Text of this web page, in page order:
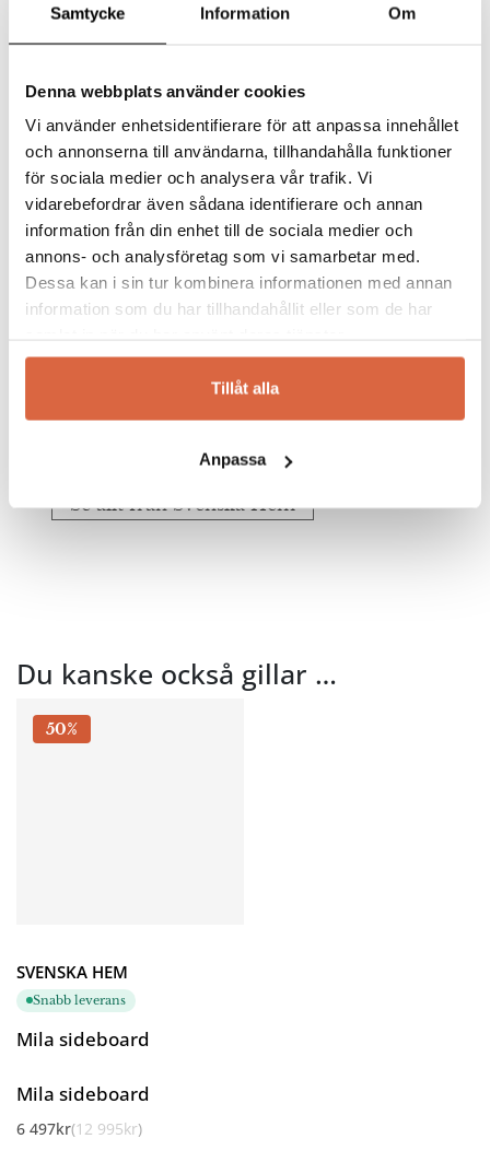
Samtycke Information Om
Denna webbplats använder cookies
Vi använder enhetsidentifierare för att anpassa innehållet
och annonserna till användarna, tillhandahålla funktioner
för sociala medier och analysera vår trafik. Vi
vidarebefordrar även sådana identifierare och annan
information från din enhet till de sociala medier och
annons- och analysföretag som vi samarbetar med.
Dessa kan i sin tur kombinera informationen med annan
information som du har tillhandahållit eller som de har
Tillåt alla
Anpassa
ett noga utvalt sortiment som passar både
hem och kontor. Oavsett om du söker en
praktiska förvaringslösningar, har Svenska
Kända för hållbara material och tidlös estetik,
erbjuder Svenska Hem möbler som passar
alla inredningsstilar – från klassiskt till
modernt. Med över 100 års erfarenhet hjälper
vi dig att hitta de perfekta möblerna och
erbjuder även inredningstjänster och digitala
skisser för att förverkliga dina idéer.
möbler och låt dig inspireras av skandinavisk
design när den är som bäst. Välkommen till
Severins Möbler!
Se allt från Svenska Hem
Du kanske också gillar …
50%
SVENSKA HEM
Snabb leverans
Mila sideboard
Mila sideboard
12 995kr
6 497kr